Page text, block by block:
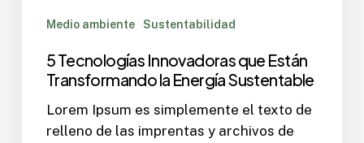
Medio ambiente Sustentabilidad
5 Tecnologías Innovadoras que Están
Transformando la Energía Sustentable
Lorem Ipsum es simplemente el texto de
relleno de las imprentas y archivos de